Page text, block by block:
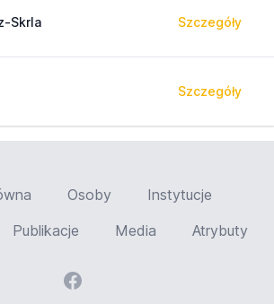
Skrla Szczegóły
Szczegóły
Osoby
Instytucje
Publikacje Media Atrybuty